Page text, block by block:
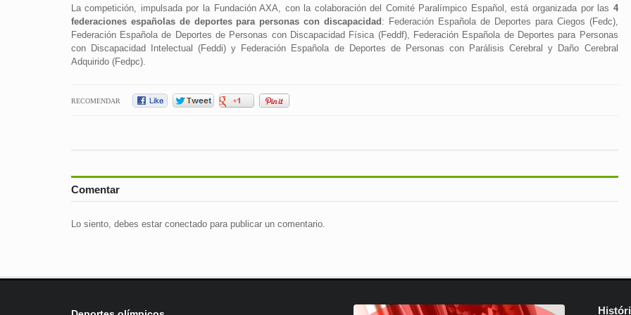
La competición, impulsada por la Fundación AXA, con la colaboración del Comité Paralímpico Español, está organizada por las 4
federaciones españolas de deportes para personas con discapacidad : Federación Española de Deportes para Ciegos (Fedc),
Federación Española de Deportes de Personas con Discapacidad Física (Feddf), Federación Española de Deportes para Personas
con Discapacidad Intelectual (Feddi) y Federación Española de Deportes de Personas con Parálisis Cerebral y Daño Cerebral
Adquirido (Fedpc).
RECOMENDAR
Comentar
Lo siento, debes estar conectadopara publicar un comentario.